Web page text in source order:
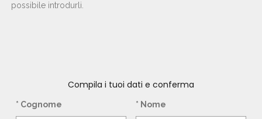
possibile introdurli.
Compila i tuoi dati e conferma
* Cognome * Nome